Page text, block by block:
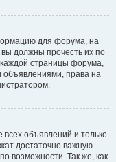
для форума, на
должны прочесть их по
страницы форума,
объявлениями, права на
объявлений и только
достаточно важную
возможности. Так же, как